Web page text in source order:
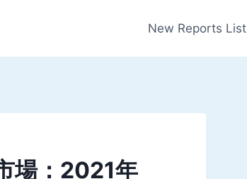
New Reports List
場：2021年